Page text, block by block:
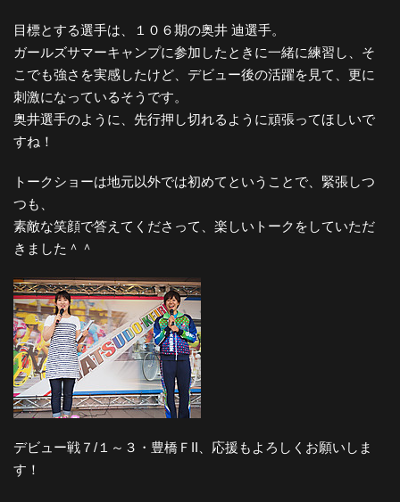
目標とする選手は、１０６期の奥井 迪選手。
ガールズサマーキャンプに参加したときに一緒に練習し、そ
こでも強さを実感したけど、デビュー後の活躍を見て、更に
刺激になっているそうです。
奥井選手のように、先行押し切れるように頑張ってほしいで
すね！
トークショーは地元以外では初めてということで、緊張しつ
つも、
素敵な笑顔で答えてくださって、楽しいトークをしていただ
きました＾＾
デビュー戦７/１～３・豊橋ＦII、応援もよろしくお願いしま
す！